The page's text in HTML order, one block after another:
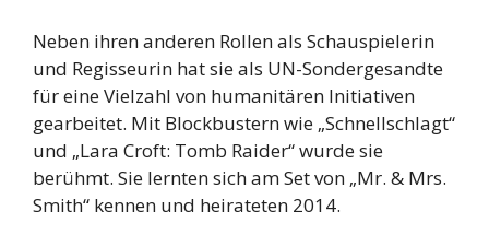
Neben ihren anderen Rollen als Schauspielerin
und Regisseurin hat sie als UN-Sondergesandte
für eine Vielzahl von humanitären Initiativen
gearbeitet. Mit Blockbustern wie „Schnellschlagt“
und „Lara Croft: Tomb Raider“ wurde sie
berühmt. Sie lernten sich am Set von „Mr. & Mrs.
Smith“ kennen und heirateten 2014.